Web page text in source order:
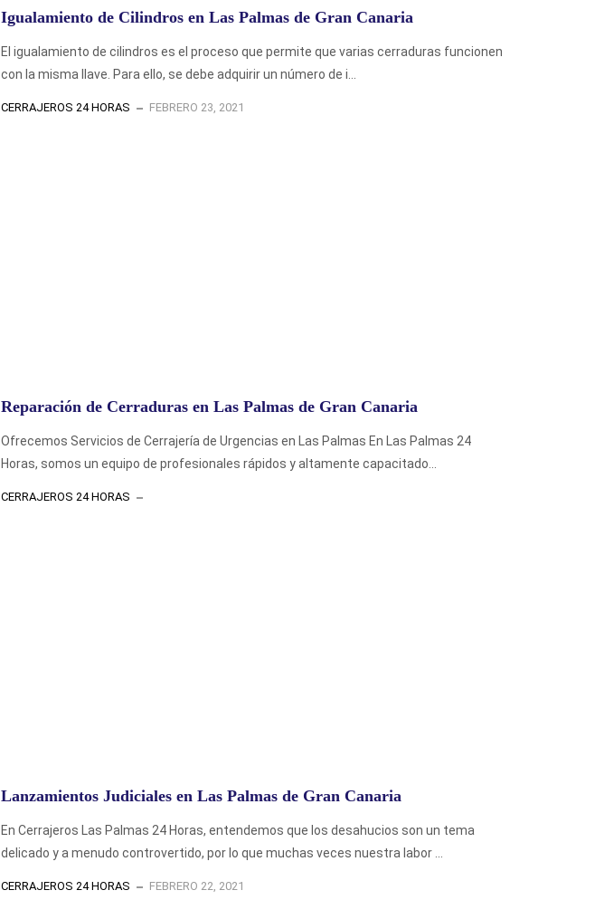
Igualamiento de Cilindros en Las Palmas de Gran Canaria
El igualamiento de cilindros es el proceso que permite que varias cerraduras funcionen
con la misma llave. Para ello, se debe adquirir un número de i...
CERRAJEROS 24 HORAS FEBRERO 23, 2021
Reparación de Cerraduras en Las Palmas de Gran Canaria
Ofrecemos Servicios de Cerrajería de Urgencias en Las Palmas En Las Palmas 24
Horas, somos un equipo de profesionales rápidos y altamente capacitado...
CERRAJEROS 24 HORAS
Lanzamientos Judiciales en Las Palmas de Gran Canaria
En Cerrajeros Las Palmas 24 Horas, entendemos que los desahucios son un tema
delicado y a menudo controvertido, por lo que muchas veces nuestra labor ...
CERRAJEROS 24 HORAS FEBRERO 22, 2021